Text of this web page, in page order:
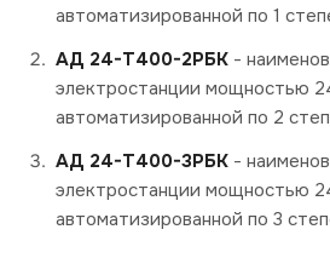
автоматизированной по 1
АД 24-Т400-2РБК -
электростанции мощностью
автоматизированной по 2
АД 24-Т400-3РБК -
электростанции мощностью
автоматизированной по 3